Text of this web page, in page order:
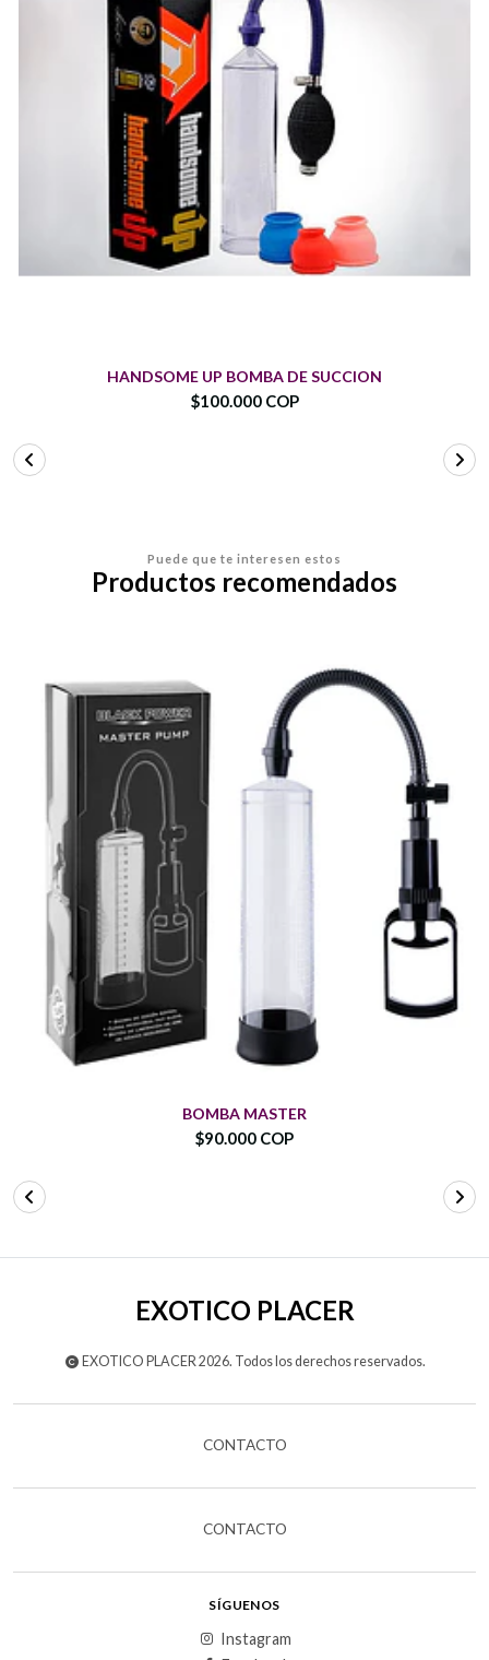
HANDSOME UP BOMBA DE SUCCION
$100.000 COP
Puede que te interesen estos
Productos recomendados
BOMBA MASTER
$90.000 COP
EXOTICO PLACER
EXOTICO PLACER 2026. Todos los derechos reservados.
CONTACTO
CONTACTO
SÍGUENOS
Instagram